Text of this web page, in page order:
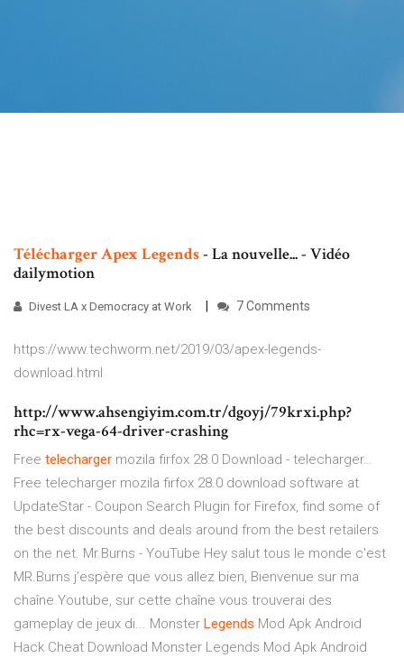
TéléchargerApex Legends- La nouvelle... - Vidéo
dailymotion
Divest LA x Democracy at Work 7 Comments
https://www.techworm.net/2019/03/apex-legends-
download.html
http://www.ahsengiyim.com.tr/dgoyj/79krxi.php?
rhc=rx-vega-64-driver-crashing
Free telecharger mozila firfox 28.0 Download - telecharger…
Free telecharger mozila firfox 28.0 download software at
UpdateStar - Coupon Search Plugin for Firefox, find some of
the best discounts and deals around from the best retailers
on the net. Mr.Burns - YouTube Hey salut tous le monde c'est
MR.Burns j’espère que vous allez bien, Bienvenue sur ma
chaîne Youtube, sur cette chaîne vous trouverai des
gameplay de jeux di... Monster Legends Mod Apk Android
Hack Cheat Download Monster Legends Mod Apk Android